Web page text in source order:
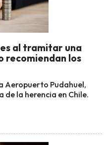
al tramitar una
recomiendan los
Aeropuerto Pudahuel,
de la herencia en Chile.